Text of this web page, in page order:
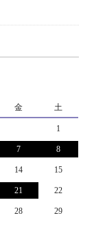
金 土
1
7 8
14 15
21 22
28 29